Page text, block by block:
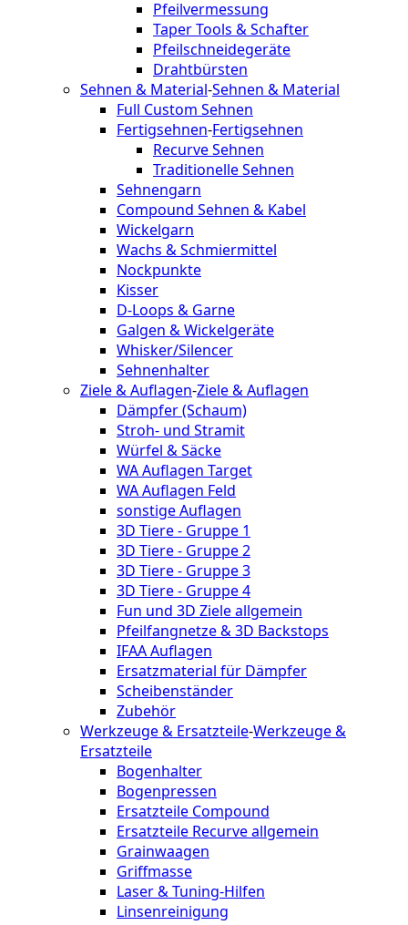
Pfeilvermessung
Taper Tools & Schafter
Pfeilschneidegeräte
Drahtbürsten
Sehnen & Material-Sehnen & Material
Full Custom Sehnen
Fertigsehnen-Fertigsehnen
Recurve Sehnen
Traditionelle Sehnen
Sehnengarn
Compound Sehnen & Kabel
Wickelgarn
Wachs & Schmiermittel
Nockpunkte
Kisser
D-Loops & Garne
Galgen & Wickelgeräte
Whisker/Silencer
Sehnenhalter
Ziele & Auflagen-Ziele & Auflagen
Dämpfer (Schaum)
Stroh- und Stramit
Würfel & Säcke
WA Auflagen Target
WA Auflagen Feld
sonstige Auflagen
3D Tiere - Gruppe 1
3D Tiere - Gruppe 2
3D Tiere - Gruppe 3
3D Tiere - Gruppe 4
Fun und 3D Ziele allgemein
Pfeilfangnetze & 3D Backstops
IFAA Auflagen
Ersatzmaterial für Dämpfer
Scheibenständer
Zubehör
Werkzeuge & Ersatzteile-Werkzeuge &
Ersatzteile
Bogenhalter
Bogenpressen
Ersatzteile Compound
Ersatzteile Recurve allgemein
Grainwaagen
Griffmasse
Laser & Tuning-Hilfen
Linsenreinigung